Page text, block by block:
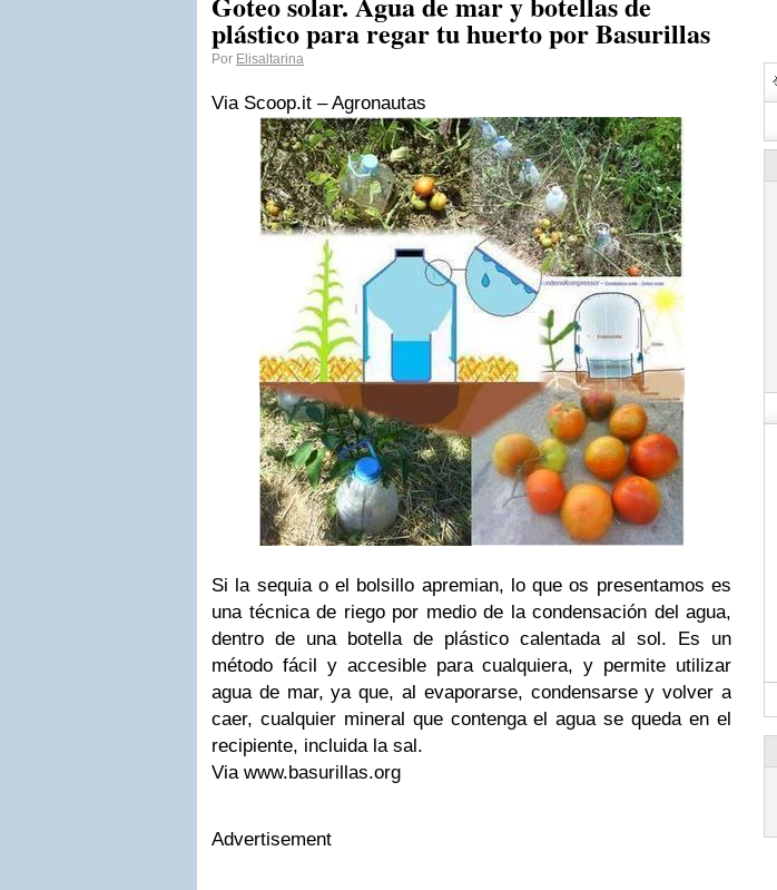
plástico para regar tu huerto por Basurillas
Por Elisaltarina
Via Scoop.it – Agronautas
Si la sequia o el bolsillo apremian, lo que os presentamos es
una técnica de riego por medio de la condensación del agua,
dentro de una botella de plástico calentada al sol. Es un
método fácil y accesible para cualquiera, y permite utilizar
agua de mar, ya que, al evaporarse, condensarse y volver a
caer, cualquier mineral que contenga el agua se queda en el
recipiente, incluida la sal.
Via www.basurillas.org
Advertisement